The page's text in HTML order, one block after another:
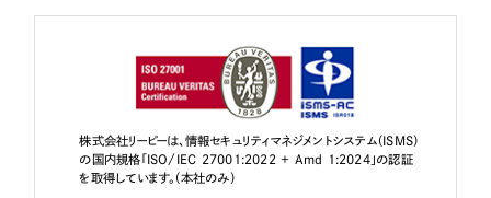
株式会社リーピーは、情報セキュリティマネジメントシステム（ISMS）
の国内規格「ISO/IEC 27001:2022 + Amd 1:2024」の認証
を取得しています。（本社のみ）